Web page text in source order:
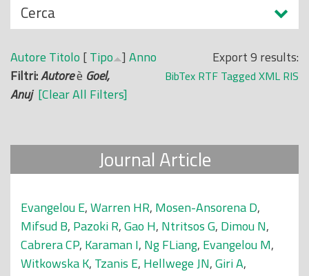
N
a
s
c
o
n
i
Cerca
Export 9 results:
BibTex RTF Tagged XML RIS
Autore Titolo [Tipo ] Anno
Filtri:Autoreè Goel,
Anuj [Clear All Filters]
Journal Article
Evangelou E,Warren HR, Mosen-Ansorena D,
Mifsud B, Pazoki R,Gao H, Ntritsos G, Dimou N,
Cabrera CP, Karaman I, Ng FLiang, Evangelou M,
Witkowska K, Tzanis E, Hellwege JN,Giri A,